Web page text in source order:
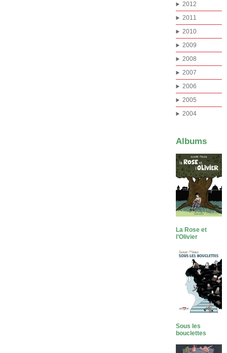
2012
2011
2010
2009
2008
2007
2006
2005
2004
Albums
La Rose et
l’Olivier
Sous les
bouclettes